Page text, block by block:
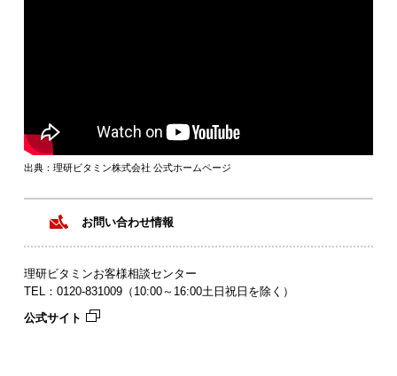
出典：理研ビタミン株式会社 公式ホームページ
お問い合わせ情報
理研ビタミンお客様相談センター
TEL：0120‐831009（10:00～16:00土日祝日を除く）
公式サイト